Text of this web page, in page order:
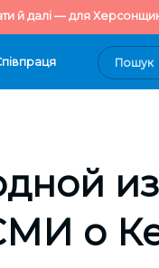
й далі — для Херсонщини
о